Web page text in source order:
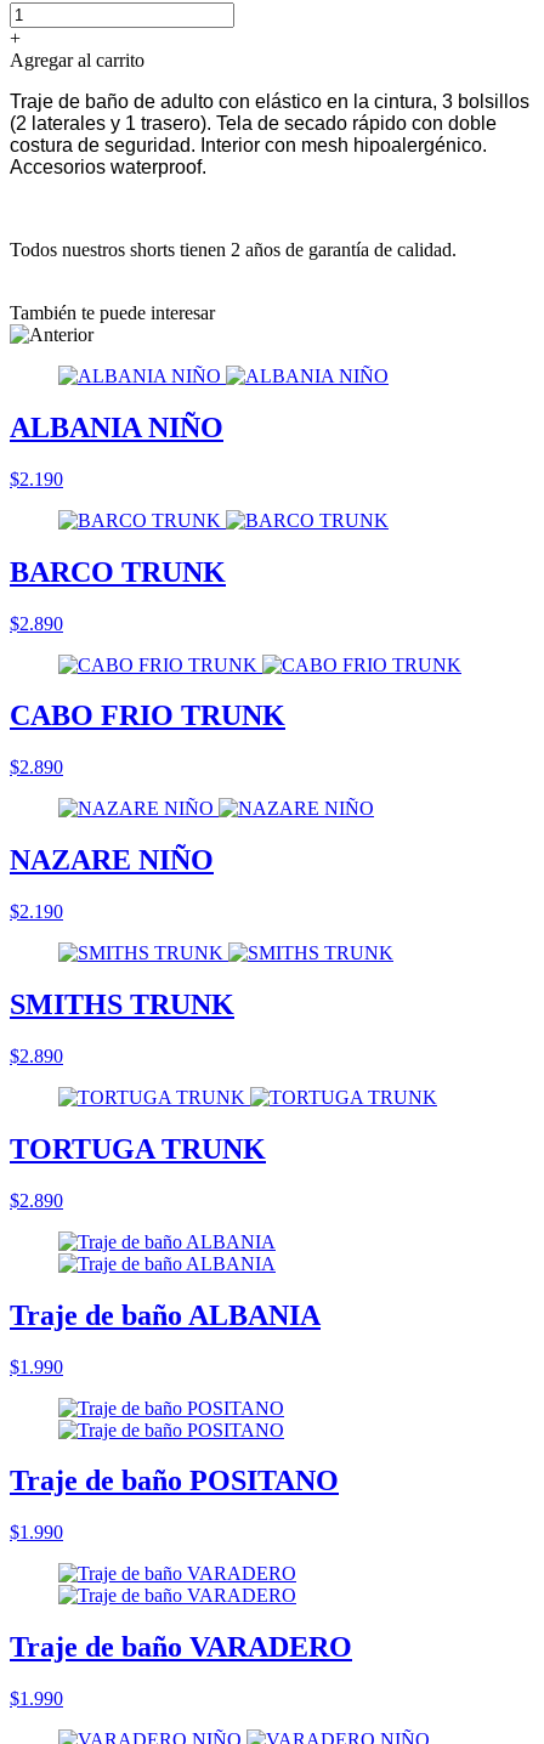
+
Agregar al carrito
Traje de baño de adulto con elástico en la cintura, 3 bolsillos
(2 laterales y 1 trasero). Tela de secado rápido con doble
costura de seguridad. Interior con mesh hipoalergénico.
Accesorios waterproof.
Todos nuestros shorts tienen 2 años de garantía de calidad.
También te puede interesar
ALBANIA NIÑO
$2.190
BARCO TRUNK
$2.890
CABO FRIO TRUNK
$2.890
NAZARE NIÑO
$2.190
SMITHS TRUNK
$2.890
TORTUGA TRUNK
$2.890
Traje de baño ALBANIA
$1.990
Traje de baño POSITANO
$1.990
Traje de baño VARADERO
$1.990